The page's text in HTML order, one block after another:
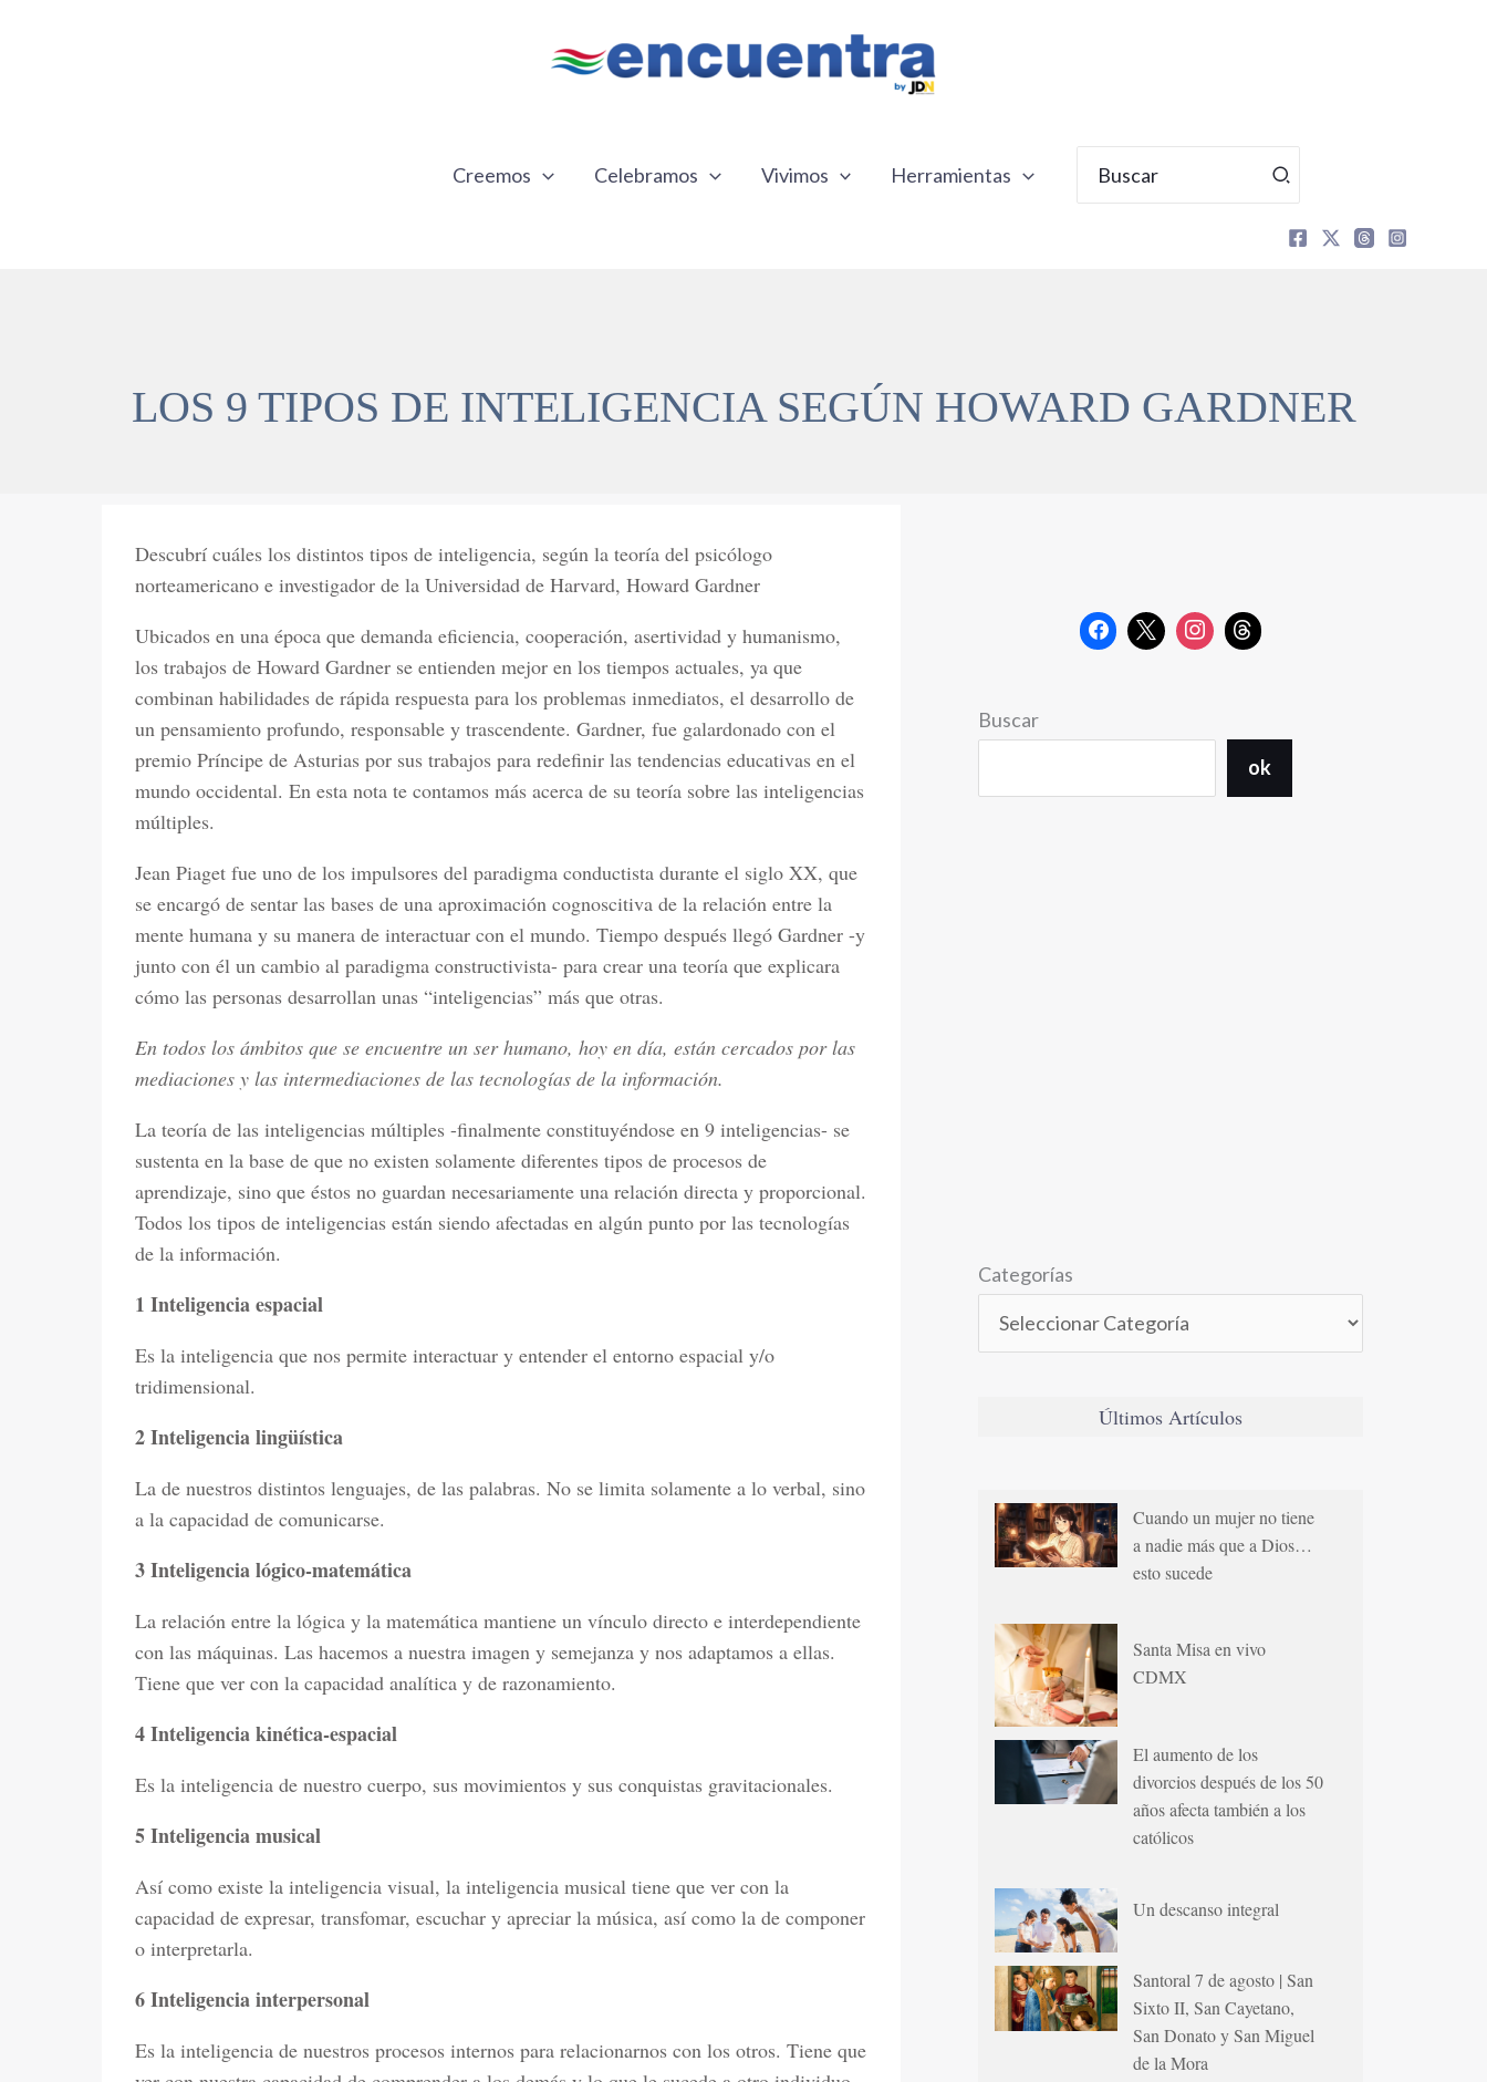
Creemos Celebramos Vivimos Herramientas
por:
LOS 9 TIPOS DE INTELIGENCIA SEGÚN HOWARD GARDNER
Descubrí cuáles los distintos tipos de inteligencia, según la teoría del psicólogo
norteamericano e investigador de la Universidad de Harvard, Howard Gardner
Ubicados en una época que demanda eficiencia, cooperación, asertividad y humanismo,
los trabajos de Howard Gardner se entienden mejor en los tiempos actuales, ya que
combinan habilidades de rápida respuesta para los problemas inmediatos, el desarrollo de
un pensamiento profundo, responsable y trascendente. Gardner, fue galardonado con el
premio Príncipe de Asturias por sus trabajos para redefinir las tendencias educativas en el
mundo occidental. En esta nota te contamos más acerca de su teoría sobre las inteligencias
múltiples.
Jean Piaget fue uno de los impulsores del paradigma conductista durante el siglo XX, que
se encargó de sentar las bases de una aproximación cognoscitiva de la relación entre la
mente humana y su manera de interactuar con el mundo. Tiempo después llegó Gardner -y
junto con él un cambio al paradigma constructivista- para crear una teoría que explicara
cómo las personas desarrollan unas “inteligencias” más que otras.
En todos los ámbitos que se encuentre un ser humano, hoy en día, están cercados por las
mediaciones y las intermediaciones de las tecnologías de la información.
La teoría de las inteligencias múltiples -finalmente constituyéndose en 9 inteligencias- se
sustenta en la base de que no existen solamente diferentes tipos de procesos de
aprendizaje, sino que éstos no guardan necesariamente una relación directa y proporcional.
Todos los tipos de inteligencias están siendo afectadas en algún punto por las tecnologías
de la información.
1 Inteligencia espacial
Es la inteligencia que nos permite interactuar y entender el entorno espacial y/o
tridimensional.
2 Inteligencia lingüística
La de nuestros distintos lenguajes, de las palabras. No se limita solamente a lo verbal, sino
a la capacidad de comunicarse.
3 Inteligencia lógico-matemática
La relación entre la lógica y la matemática mantiene un vínculo directo e interdependiente
con las máquinas. Las hacemos a nuestra imagen y semejanza y nos adaptamos a ellas.
Tiene que ver con la capacidad analítica y de razonamiento.
4 Inteligencia kinética-espacial
Es la inteligencia de nuestro cuerpo, sus movimientos y sus conquistas gravitacionales.
5 Inteligencia musical
Así como existe la inteligencia visual, la inteligencia musical tiene que ver con la
capacidad de expresar, transfomar, escuchar y apreciar la música, así como la de componer
o interpretarla.
6 Inteligencia interpersonal
Es la inteligencia de nuestros procesos internos para relacionarnos con los otros. Tiene que
Buscar
ok
Categorías
Últimos Artículos
Cuando un mujer no tiene
a nadie más que a Dios…
esto sucede
Santa Misa en vivo
CDMX
El aumento de los
divorcios después de los 50
años afecta también a los
católicos
Un descanso integral
Santoral 7 de agosto | San
Sixto II, San Cayetano,
San Donato y San Miguel
de la Mora